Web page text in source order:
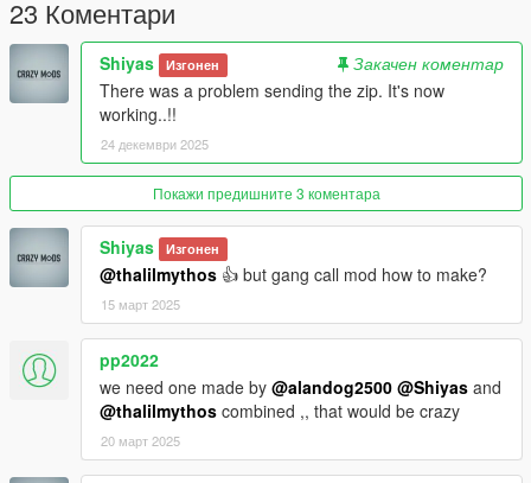
23 Коментари
Shiyas Изгонен
Закачен коментар
There was a problem sending the zip. It's now
working..!!
24 декември 2025
Покажи предишните 3 коментара
Shiyas Изгонен
@thalilmythos 👍 but gang call mod how to make?
15 март 2025
pp2022
we need one made by @alandog2500 @Shiyas and
@thalilmythos combined ,, that would be crazy
20 март 2025